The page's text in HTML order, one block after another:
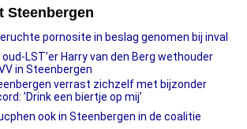
Steenbergen
pornosite in beslag genomen bij inval
LST’er Harry van den Berg wethouder
in Steenbergen
verrast zichzelf met bijzonder
’Drink een biertje op mij’
ook in Steenbergen in de coalitie